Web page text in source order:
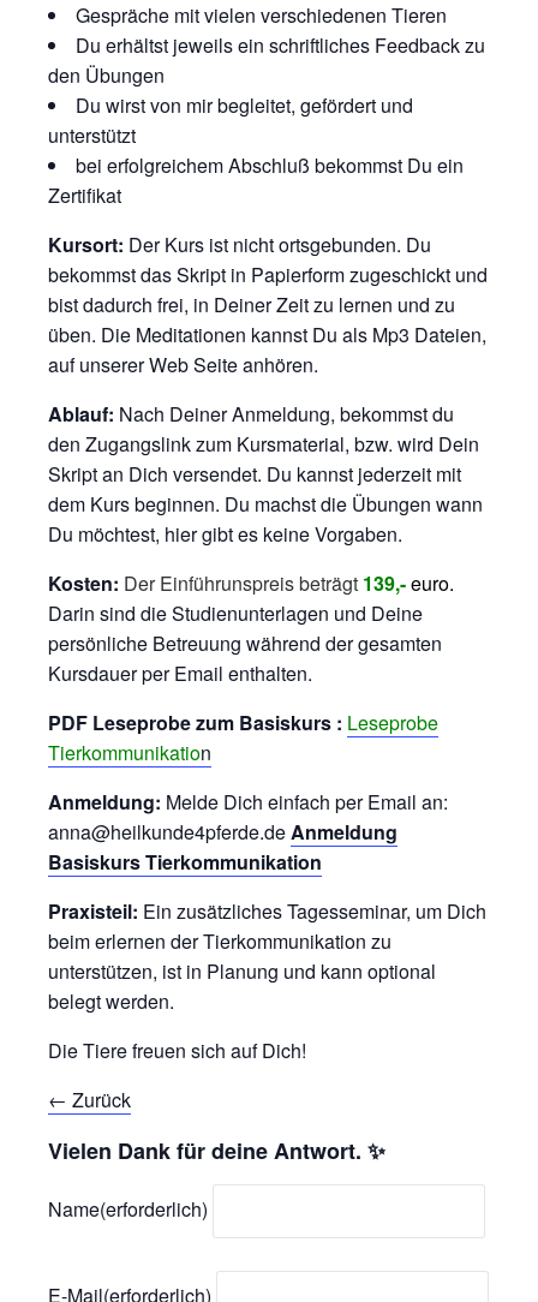
Gespräche mit vielen verschiedenen Tieren
Du erhältst jeweils ein schriftliches Feedback zu
den Übungen
Du wirst von mir begleitet, gefördert und
unterstützt
bei erfolgreichem Abschluß bekommst Du ein
Zertifikat
Kursort: Der Kurs ist nicht ortsgebunden. Du
bekommst das Skript in Papierform zugeschickt und
bist dadurch frei, in Deiner Zeit zu lernen und zu
üben. Die Meditationen kannst Du als Mp3 Dateien,
auf unserer Web Seite anhören.
Ablauf: Nach Deiner Anmeldung, bekommst du
den Zugangslink zum Kursmaterial, bzw. wird Dein
Skript an Dich versendet. Du kannst jederzeit mit
dem Kurs beginnen. Du machst die Übungen wann
Du möchtest, hier gibt es keine Vorgaben.
Kosten: Der Einführunspreis beträgt 139,-euro.
Darin sind die Studienunterlagen und Deine
persönliche Betreuung während der gesamten
Kursdauer per Email enthalten.
PDF Leseprobe zum Basiskurs : Leseprobe
Tierkommunikation
Anmeldung: Melde Dich einfach per Email an:
anna@heilkunde4pferde.deAnmeldung
Basiskurs Tierkommunikation
Praxisteil: Ein zusätzliches Tagesseminar, um Dich
beim erlernen der Tierkommunikation zu
unterstützen, ist in Planung und kann optional
belegt werden.
Die Tiere freuen sich auf Dich!
← Zurück
Vielen Dank für deine Antwort. ✨
Name(erforderlich)
E-Mail(erforderlich)